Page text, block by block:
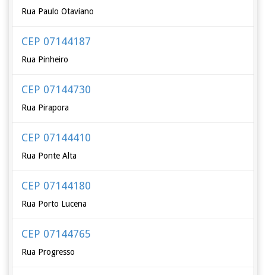
Rua Paulo Otaviano
CEP 07144187
Rua Pinheiro
CEP 07144730
Rua Pirapora
CEP 07144410
Rua Ponte Alta
CEP 07144180
Rua Porto Lucena
CEP 07144765
Rua Progresso